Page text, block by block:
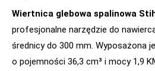
Wiertnica glebowa spalinowa
profesjonalne narzędzie do
średnicy do 300 mm. Wyposażona
o pojemności 36,3 cm³ i mocy 1,9